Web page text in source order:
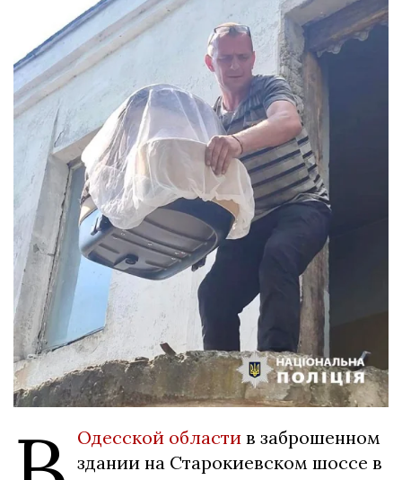
Одесской области в заброшенном
здании на Старокиевском шоссе в